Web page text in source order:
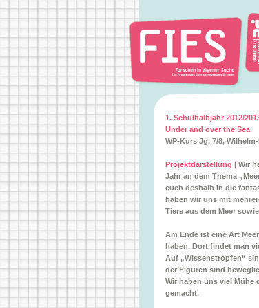
1. Schulhalbjahr 2012/
Under and over the Sea
WP-Kurs Jg. 7/8,
Projektdarstellung | Wir
Jahr an dem Thema
euch deshalb in die
haben wir uns mit
Tiere aus dem Meer
Am Ende ist eine Art
haben. Dort findet man
Auf „Wissenstropfen“
der Figuren sind
Wir haben uns viel Mühe
gemacht.